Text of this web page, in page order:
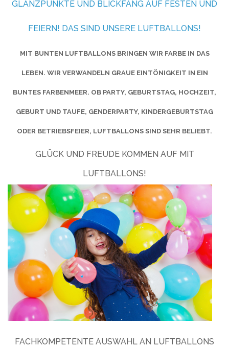
GLANZPUNKTE UND BLICKFANG AUF FESTEN UND
FEIERN! DAS SIND UNSERE LUFTBALLONS!
MIT BUNTEN LUFTBALLONS BRINGEN WIR FARBE IN DAS
LEBEN. WIR VERWANDELN GRAUE EINTÖNIGKEIT IN EIN
BUNTES FARBENMEER. OB PARTY, GEBURTSTAG, HOCHZEIT,
GEBURT UND TAUFE, GENDERPARTY, KINDERGEBURTSTAG
ODER BETRIEBSFEIER, LUFTBALLONS SIND SEHR BELIEBT.
GLÜCK UND FREUDE KOMMEN AUF MIT
LUFTBALLONS!
FACHKOMPETENTE AUSWAHL AN LUFTBALLONS